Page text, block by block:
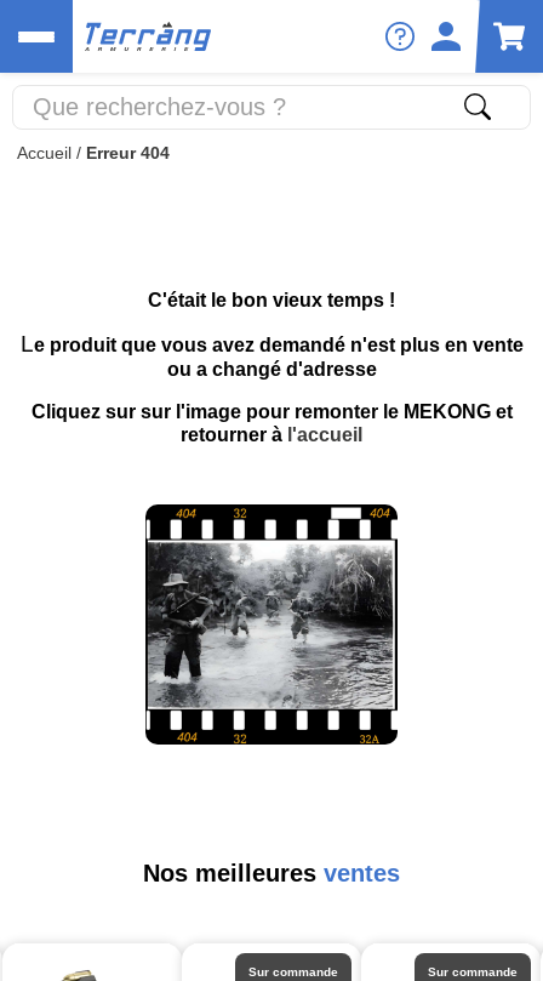
Accueil / Erreur 404
C'était le bon vieux temps !
Le produit que vous avez demandé n'est plus en vente
ou a changé d'adresse
Cliquez sur sur l'image pour remonter le MEKONG et
retourner à l'accueil
Nos meilleures ventes
Sur commande Sur commande